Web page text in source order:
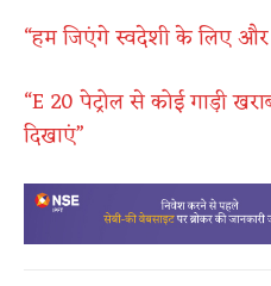
“हम जिएंगे स्वदेशी के लिए
“E 20 पेट्रोल से कोई गाड़ी
दिखाएं”